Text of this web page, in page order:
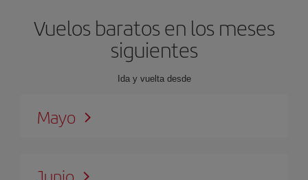
Vuelos baratos en los meses
siguientes
Ida y vuelta desde
Mayo